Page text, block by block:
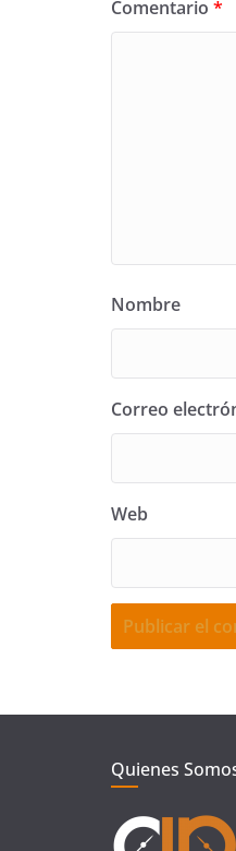
Comentario *
Nombre
Correo
Web
Quienes